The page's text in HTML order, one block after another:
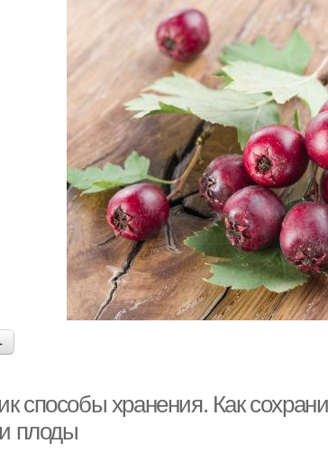
способы хранения. Как
плоды